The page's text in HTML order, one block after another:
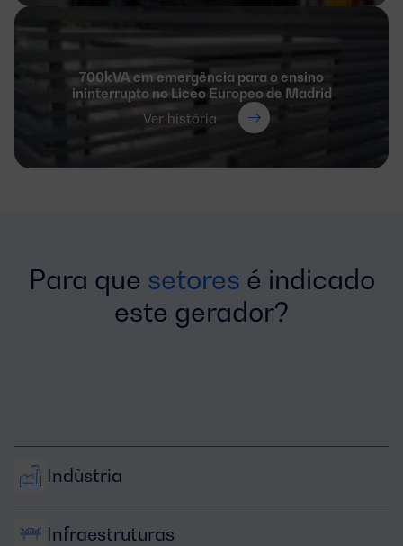
700kVA em emergência para o ensino
ininterrupto no Liceo Europeo de Madrid
Ver história
Para que setores é indicado
este gerador?
Indùstria
Infraestruturas